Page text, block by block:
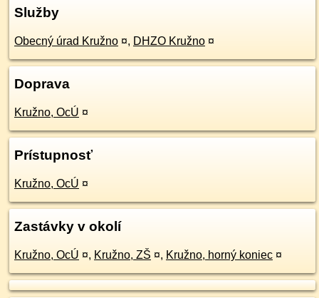
Služby
Obecný úrad Kružno ¤, DHZO Kružno ¤
Doprava
Kružno, OcÚ ¤
Prístupnosť
Kružno, OcÚ ¤
Zastávky v okolí
Kružno, OcÚ ¤, Kružno, ZŠ ¤, Kružno, horný koniec ¤